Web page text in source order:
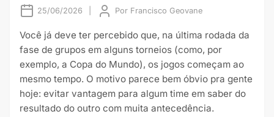
25/06/2026 Por Francisco Geovane
Você já deve ter percebido que, na última rodada da
fase de grupos em alguns torneios (como, por
exemplo, a Copa do Mundo), os jogos começam ao
mesmo tempo. O motivo parece bem óbvio pra gente
hoje: evitar vantagem para algum time em saber do
resultado do outro com muita antecedência.